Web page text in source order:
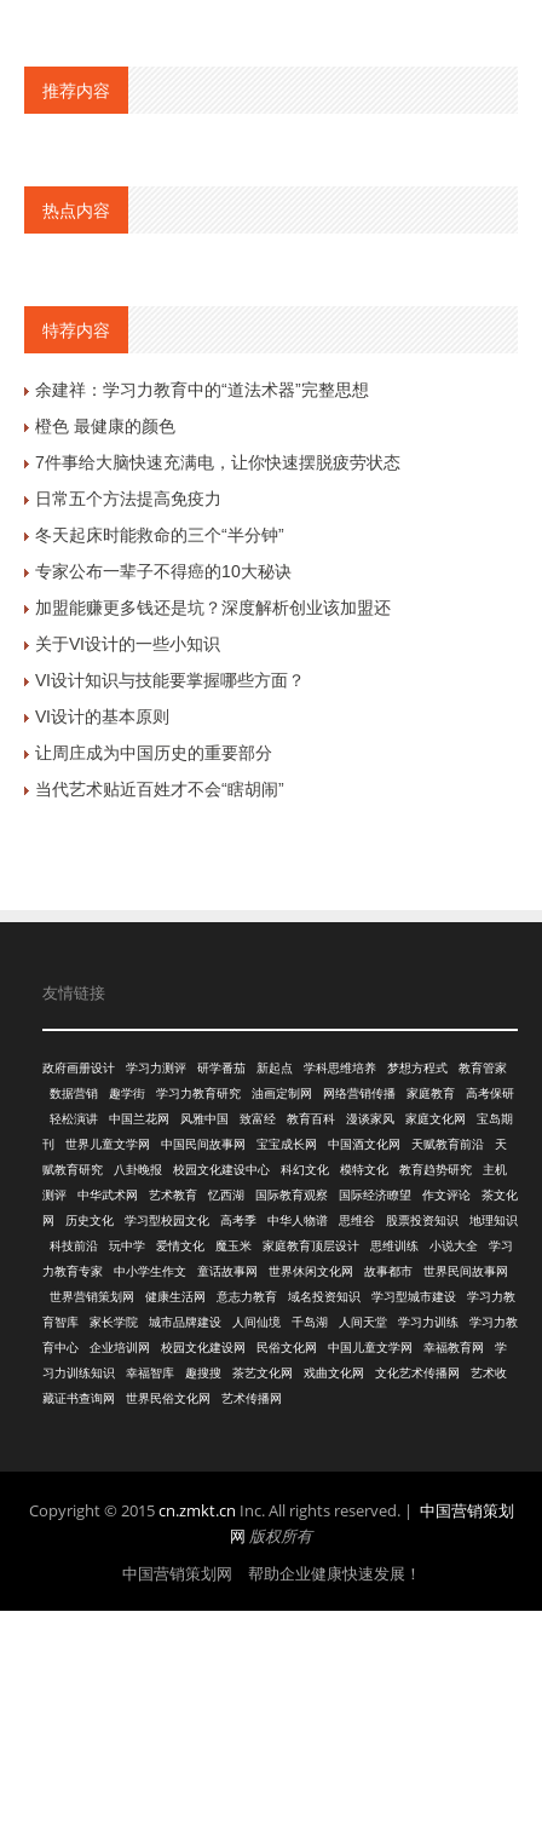
推荐内容
热点内容
特荐内容
余建祥：学习力教育中的“道法术器”完整思想
橙色 最健康的颜色
7件事给大脑快速充满电，让你快速摆脱疲劳状态
日常五个方法提高免疫力
冬天起床时能救命的三个“半分钟”
专家公布一辈子不得癌的10大秘诀
加盟能赚更多钱还是坑？深度解析创业该加盟还
关于VI设计的一些小知识
VI设计知识与技能要掌握哪些方面？
VI设计的基本原则
让周庄成为中国历史的重要部分
当代艺术贴近百姓才不会“瞎胡闹”
友情链接
政府画册设计 学习力测评 研学番茄 新起点 学科思维培养 梦想方程式
教育管家
数据营销
趣学街 学习力教育研究 油画定制网 网络营销传播 家庭教育
高考保研
轻松演讲
中国兰花网 风雅中国 致富经 教育百科 漫谈家风 家庭文化网
宝岛期
刊
世界儿童文学网 中国民间故事网 宝宝成长网 中国酒文化网 天赋教育前沿
天
赋教育研究
八卦晚报 校园文化建设中心 科幻文化 模特文化 教育趋势研究
主机
测评
中华武术网 艺术教育 忆西湖 国际教育观察 国际经济瞭望 作文评论
茶文化
网
历史文化 学习型校园文化 高考季 中华人物谱 思维谷 股票投资知识
地理知识
科技前沿
玩中学 爱情文化 魔玉米 家庭教育顶层设计 思维训练 小说大全
学习
力教育专家
中小学生作文 童话故事网 世界休闲文化网 故事都市
世界民间故事网
世界营销策划网
健康生活网 意志力教育 域名投资知识 学习型城市建设
学习力教
育智库
家长学院 城市品牌建设 人间仙境 千岛湖 人间天堂 学习力训练
学习力教
育中心
企业培训网 校园文化建设网 民俗文化网 中国儿童文学网 幸福教育网
学
习力训练知识
幸福智库 趣搜搜 茶艺文化网 戏曲文化网 文化艺术传播网
艺术收
藏证书查询网
世界民俗文化网 艺术传播网
Copyright © 2015cn.zmkt.cn Inc. All rights reserved. | 中国营销策划
网 版权所有
中国营销策划网 帮助企业健康快速发展！